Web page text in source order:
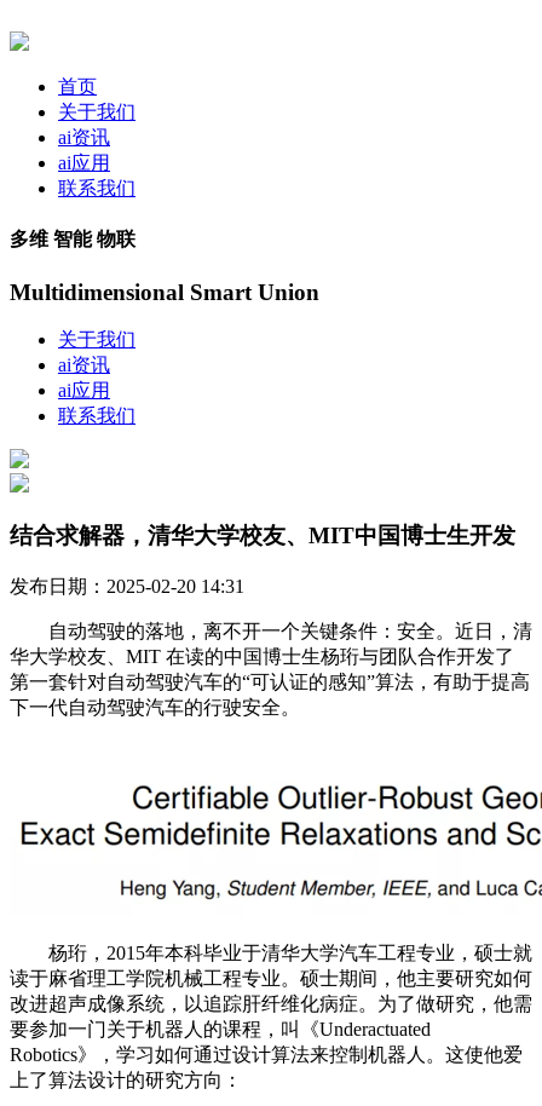
首页
关于我们
ai资讯
ai应用
联系我们
多维 智能 物联
Multidimensional Smart Union
关于我们
ai资讯
ai应用
联系我们
结合求解器，清华大学校友、MIT中国博士生开发
发布日期：2025-02-20 14:31
自动驾驶的落地，离不开一个关键条件：安全。近日，清
华大学校友、MIT 在读的中国博士生杨珩与团队合作开发了
第一套针对自动驾驶汽车的“可认证的感知”算法，有助于提高
下一代自动驾驶汽车的行驶安全。
杨珩，2015年本科毕业于清华大学汽车工程专业，硕士就
读于麻省理工学院机械工程专业。硕士期间，他主要研究如何
改进超声成像系统，以追踪肝纤维化病症。为了做研究，他需
要参加一门关于机器人的课程，叫《Underactuated
Robotics》，学习如何通过设计算法来控制机器人。这使他爱
上了算法设计的研究方向：